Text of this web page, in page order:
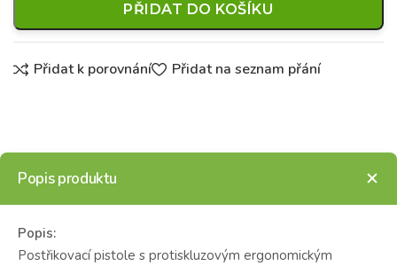
PŘIDAT DO KOŠÍKU
Přidat k porovnání Přidat na seznam přání
Popis produktu
Popis:
Postřikovací pistole s protiskluzovým ergonomickým